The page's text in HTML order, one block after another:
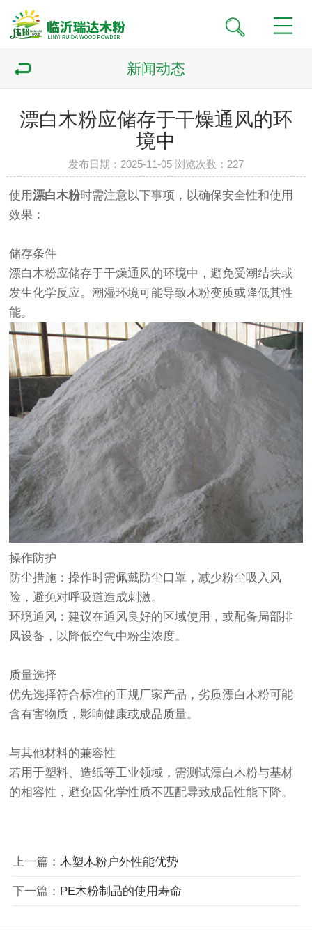
新闻动态
漂白木粉应储存于‌干燥通风‌的环
境中
发布日期：2025-11-05 浏览次数： 227
使用漂白木粉时需注意以下事项，以确保安全性和使用
效果：
储存条件‌
漂白木粉应储存于‌干燥通风‌的环境中，避免受潮结块或
发生化学反应。潮湿环境可能导致木粉变质或降低其性
能。
操作防护‌
防尘措施‌：操作时需佩戴‌防尘口罩‌，减少粉尘吸入风
险，避免对呼吸道造成刺激。
环境通风‌：建议在通风良好的区域使用，或配备局部排
风设备，以降低空气中粉尘浓度。
质量选择‌
优先选择符合标准的正规厂家产品，劣质漂白木粉可能
含有害物质，影响健康或成品质量。
与其他材料的兼容性‌
若用于塑料、造纸等工业领域，需测试漂白木粉与基材
的相容性，避免因化学性质不匹配导致成品性能下降。
上一篇： 木塑木粉户外性能优势
下一篇： PE木粉制品的使用寿命